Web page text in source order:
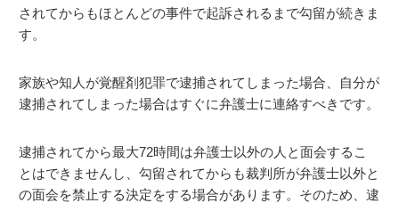
されてからもほとんどの事件で起訴されるまで勾留が続きま
す。
家族や知人が覚醒剤犯罪で逮捕されてしまった場合、自分が
逮捕されてしまった場合はすぐに弁護士に連絡すべきです。
逮捕されてから最大72時間は弁護士以外の人と面会するこ
とはできませんし、勾留されてからも裁判所が弁護士以外と
の面会を禁止する決定をする場合があります。そのため、逮